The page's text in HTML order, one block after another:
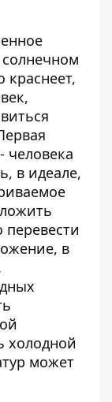
краснеет,
человека
в идеале,
в
холодной
может